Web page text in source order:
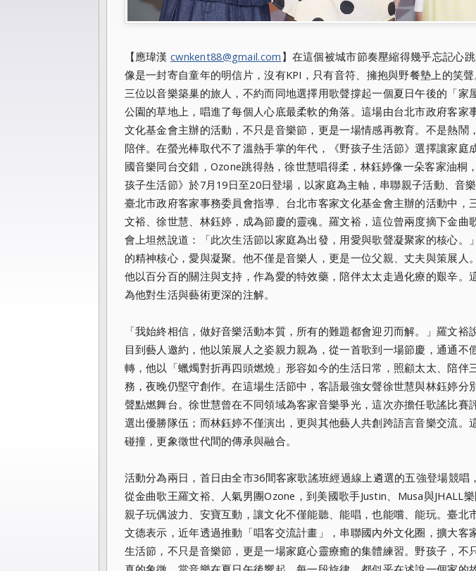
【應瑋漢 cwnkent88@gmail.com 】在這個被城市節奏壓縮得幾乎忘記心
像是一封寄自童年的明信片，沒有KPI，只有音符、擁抱與野餐墊上的笑
三位以音樂築巢的旅人，不約而同地選擇用歌聲撐起一個夏日午後的「家
公園的草地上，唱進了每個人心底最柔軟的角落。這場由台北市政府客家
文化基金會主辦的活動，不只是音樂節，更是一場情感再教育。不是熱鬧
陪伴。在螢光棒取代不了溫熱手掌的年代，《野孩子生活節》選擇讓家庭
國音樂同台交錯，Ozone跳得熱，徐世慧唱得柔，林鈺婷像一朵客家油桐
孩子生活節》於7月19日至20日登場，以家庭為主軸，串聯親子活動、音
臺北市政府客家事務委員會指導、台北市客家文化基金會主辦的活動中，
文裕、徐世慧、林鈺婷，成為節慶的靈魂。羅文裕，這位曾兩度摘下金曲
會上坦然說道：「此次生活節以家庭為出發，用愛與歌聲凝聚家的核心。
的精神核心，愛與凝聚。他不僅是音樂人，更是一位父親、丈夫與策展人
他以百分百的關注與支持，作為愛的特效藥，陪伴太太走過化療的艱辛。
為他對生活與藝術更深的注解。
「我始終相信，做好音樂活動本質，所有的難題都會迎刃而解。」羅文裕
目到藝人邀約，他以策展人之姿親力親為，從一首歌到一場節慶，通通不
轉，他以「蠟燭對折再四頭燃燒」形容如今的生活日常，照顧太太、陪伴
務，夜晚仍堅守創作。在這場生活節中，客語最強女聲徐世慧與林鈺婷分
聲點燃舞台。徐世慧曾在不同領域為客家音樂爭光，這次亦擔任歌謠比賽
選出優勝隊伍；而林鈺婷不僅演出，更與其他藝人共創跨語言音樂交流。
碰撞，更象徵世代間的傳承與融合。
活動分為兩日，首日由全市36間客家歌謠班經過線上遴選的五強登場競唱
從金曲歌王羅文裕、人氣男團Ozone，到美國歌手Justin、Musa與JHALL
親子玩偶波力、安寶互動，讓文化不僅能聽、能唱，也能嚐、能玩。臺北
文德表示，近年透過推動「唱客交流計畫」，串聯國內外文化圈，擴大客
生活節，不只是音樂節，更是一場家庭心靈療癒的集體練習。野孩子，不